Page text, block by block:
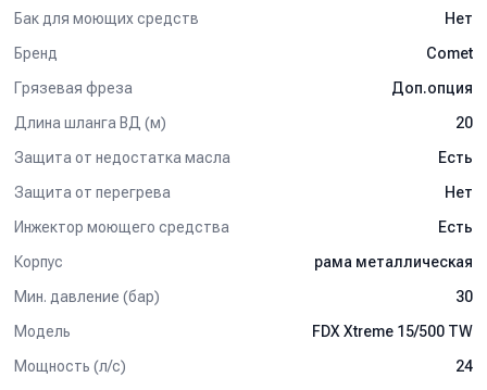
Бак для моющих средств
Нет
Бренд
Comet
Грязевая фреза
Доп.опция
Длина шланга ВД (м)
20
Защита от недостатка масла
Есть
Защита от перегрева
Нет
Инжектор моющего средства
Есть
Корпус
рама металлическая
Мин. давление (бар)
30
Модель
FDX Xtreme 15/500 TW
Мощность (л/с)
24